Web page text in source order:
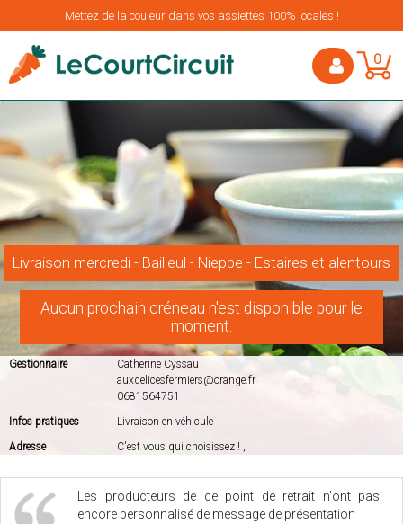
Mettez de la couleur dans vos assiettes 100% locales !
0
Livraison mercredi - Bailleul - Nieppe - Estaires et alentours
Aucun prochain créneau n'est disponible pour le
moment.
Gestionnaire
Catherine Cyssau
auxdelicesfermiers@orange.fr
0681564751
Infos pratiques
Livraison en véhicule
Adresse
C'est vous qui choisissez ! ,
Les producteurs de ce point de retrait n'ont pas
encore personnalisé de message de présentation